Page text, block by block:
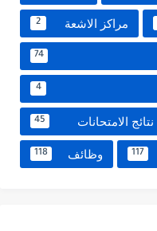
مراكز الاشعة 2
74
4
نتائج الامتحانات 45
117 وظائف 118